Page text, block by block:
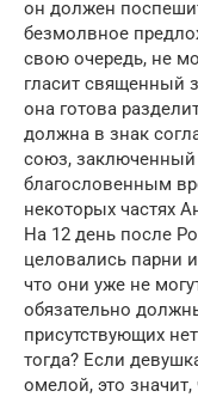
он должен
безмолвное
свою очередь, не
гласит священный
она готова
должна в знак
союз,
благословенным
некоторых частях
На 12 день после
целовались парни
что они уже не
обязательно
присутствующих
тогда? Если
омелой, это